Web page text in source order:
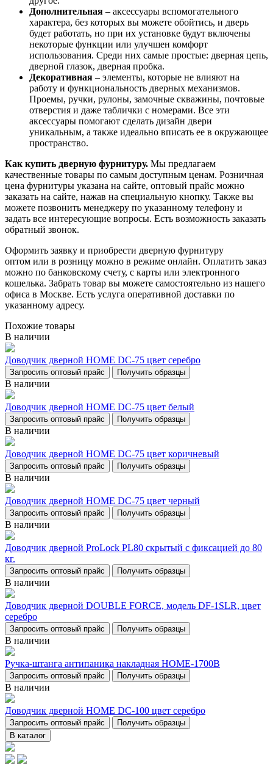
Дополнительная – аксессуары вспомогательного
характера, без которых вы можете обойтись, и дверь
будет работать, но при их установке будут включены
некоторые функции или улучшен комфорт
использования. Среди них самые простые: дверная цепь,
дверной глазок, дверная пробка.
Декоративная – элементы, которые не влияют на
работу и функциональность дверных механизмов.
Проемы, ручки, рулоны, замочные скважины, почтовые
отверстия и даже таблички с номерами. Все эти
аксессуары помогают сделать дизайн двери
уникальным, а также идеально вписать ее в окружающее
пространство.
Как купить дверную фурнитуру. Мы предлагаем
качественные товары по самым доступным ценам. Розничная
цена фурнитуры указана на сайте, оптовый прайс можно
заказать на сайте, нажав на специальную кнопку. Также вы
можете позвонить менеджеру по указанному телефону и
задать все интересующие вопросы. Есть возможность заказать
обратный звонок.
Оформить заявку и приобрести дверную фурнитуру
оптом или в розницу можно в режиме онлайн. Оплатить заказ
можно по банковскому счету, с карты или электронного
кошелька. Забрать товар вы можете самостоятельно из нашего
офиса в Москве. Есть услуга оперативной доставки по
указанному адресу.
Похожие товары
В наличии
Доводчик дверной НОМЕ DC-75 цвет серебро
Запросить оптовый прайс Получить образцы
В наличии
Доводчик дверной НОМЕ DC-75 цвет белый
Запросить оптовый прайс Получить образцы
В наличии
Доводчик дверной НОМЕ DC-75 цвет коричневый
Запросить оптовый прайс Получить образцы
В наличии
Доводчик дверной НОМЕ DC-75 цвет черный
Запросить оптовый прайс Получить образцы
В наличии
Доводчик дверной ProLock PL80 скрытый с фиксацией до 80
кг.
Запросить оптовый прайс Получить образцы
В наличии
Доводчик дверной DOUBLE FORCE, модель DF-1SLR, цвет
серебро
Запросить оптовый прайс Получить образцы
В наличии
Ручка-штанга антипаника накладная НОМЕ-1700В
Запросить оптовый прайс Получить образцы
В наличии
Доводчик дверной НОМЕ DC-100 цвет серебро
Запросить оптовый прайс
Получить образцы
В каталог